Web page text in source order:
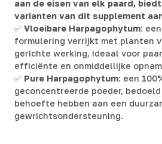
aan de eisen van elk paard,
varianten van dit supplement
✅ Vloeibare Harpagophytum:
formulering verrijkt met planten
gerichte werking, ideaal voor
efficiënte en onmiddellijke
✅ Pure Harpagophytum: een
geconcentreerde poeder,
behoefte hebben aan een
gewrichtsondersteuning.